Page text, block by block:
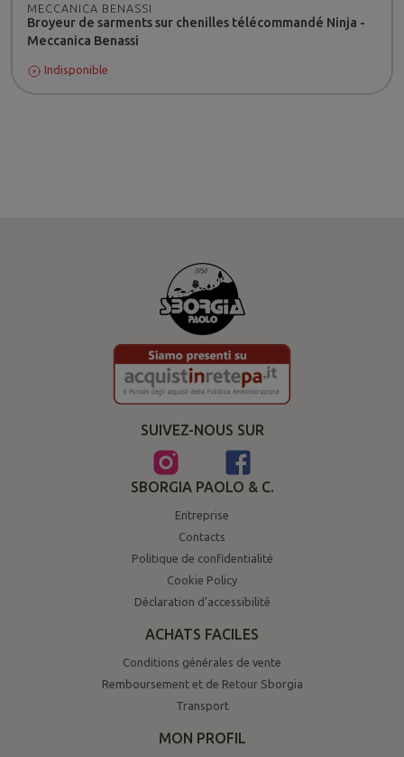
MECCANICA BENASSI
Broyeur de sarments sur chenilles télécommandé Ninja -
Meccanica Benassi
Indisponible
SUIVEZ-NOUS SUR
SBORGIA PAOLO & C.
Entreprise
Contacts
Politique de confidentialité
Cookie Policy
Déclaration d'accessibilité
ACHATS FACILES
Conditions générales de vente
Remboursement et de Retour Sborgia
Transport
MON PROFIL